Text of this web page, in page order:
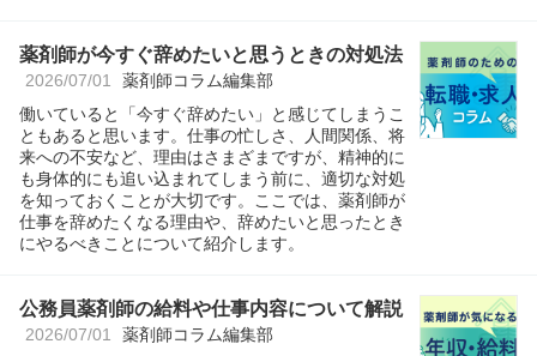
薬剤師が今すぐ辞めたいと思うときの対処法
2026/07/01 薬剤師コラム編集部
働いていると「今すぐ辞めたい」と感じてしまうこ
ともあると思います。仕事の忙しさ、人間関係、将
来への不安など、理由はさまざまですが、精神的に
も身体的にも追い込まれてしまう前に、適切な対処
を知っておくことが大切です。ここでは、薬剤師が
仕事を辞めたくなる理由や、辞めたいと思ったとき
にやるべきことについて紹介します。
公務員薬剤師の給料や仕事内容について解説
2026/07/01 薬剤師コラム編集部